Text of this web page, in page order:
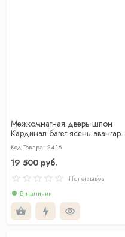
Межкомнатная дверь шпон
Кардинал багет ясень авангард
глухая
Код Товара: 2416
19 500 руб.
Нет отзывов
В наличии